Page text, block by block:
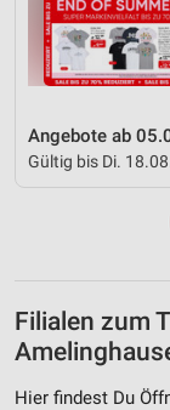
Angebote ab
Gültig bis Di. 18.08.
Filialen zum
Hier findest Du